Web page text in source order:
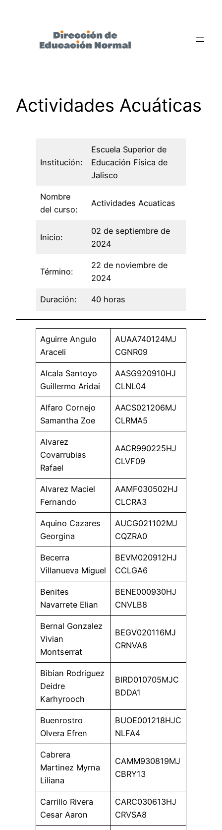
Actividades Acuáticas
Institución:
Escuela Superior de
Educación Física de
Jalisco
Nombre
del curso:
Actividades Acuaticas
Inicio:
02 de septiembre de
2024
Término:
22 de noviembre de
2024
Duración: 40 horas
Aguirre Angulo
Araceli
AUAA740124MJ
CGNR09
Alcala Santoyo
Guillermo Aridai
AASG920910HJ
CLNL04
Alfaro Cornejo
Samantha Zoe
AACS021206MJ
CLRMA5
Alvarez
Covarrubias
Rafael
AACR990225HJ
CLVF09
Alvarez Maciel
Fernando
AAMF030502HJ
CLCRA3
Aquino Cazares
Georgina
AUCG021102MJ
CQZRA0
Becerra
Villanueva Miguel
BEVM020912HJ
CCLGA6
Benites
Navarrete Elian
BENE000930HJ
CNVLB8
Bernal Gonzalez
Vivian
Montserrat
BEGV020116MJ
CRNVA8
Bibian Rodriguez
Deidre
Karhyrooch
BIRD010705MJC
BDDA1
Buenrostro
Olvera Efren
BUOE001218HJC
NLFA4
Cabrera
Martinez Myrna
Liliana
CAMM930819MJ
CBRY13
Carrillo Rivera
Cesar Aaron
CARC030613HJ
CRVSA8